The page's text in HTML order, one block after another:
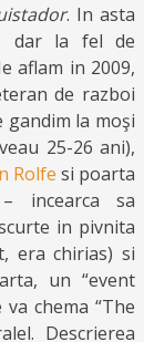
. In asta
dar la fel de
aflam in 2009,
de razboi
gandim la moşi
25-26 ani),
Rolfe si poarta
incearca sa
in pivnita
era chirias) si
un “event
chema “The
Descrierea